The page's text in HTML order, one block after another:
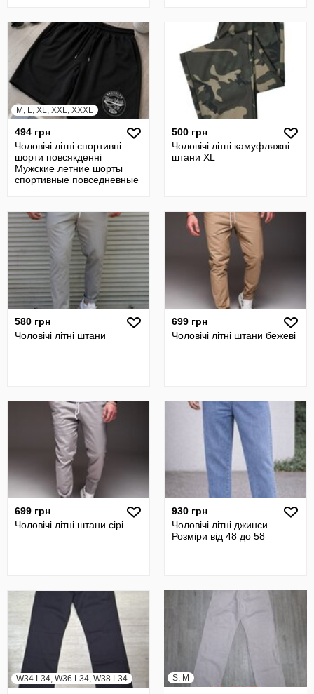
M, L, XL, XXL, XXXL
494 грн
Чоловічі літні спортивні
шорти повсякденні
Мужские летние шорты
спортивные повседневные
500 грн
Чоловічі літні камуфляжні
штани XL
580 грн
Чоловічі літні штани
699 грн
Чоловічі літні штани бежеві
699 грн
Чоловічі літні штани сірі
930 грн
Чоловічі літні джинси.
Розміри від 48 до 58
W34 L34, W36 L34, W38 L34 S, M